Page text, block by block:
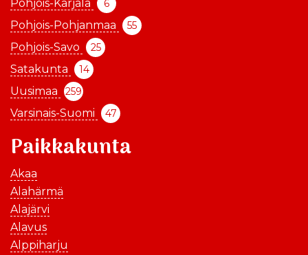
Pohjois-Karjala 6
Pohjois-Pohjanmaa 55
Pohjois-Savo 25
Satakunta 14
Uusimaa 259
Varsinais-Suomi 47
Paikkakunta
Akaa
Alahärmä
Alajärvi
Alavus
Alppiharju